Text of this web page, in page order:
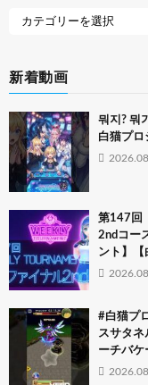
新着動画
뭐지? 뭐
白猫プロ
第147回
2ndコー
ント】【
#白猫プ
スサタ
ーチバケ